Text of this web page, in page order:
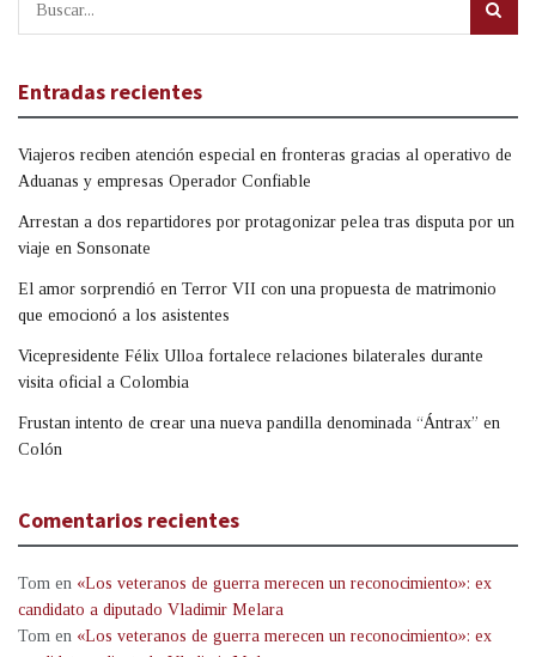
Entradas recientes
Viajeros reciben atención especial en fronteras gracias al operativo de
Aduanas y empresas Operador Confiable
Arrestan a dos repartidores por protagonizar pelea tras disputa por un
viaje en Sonsonate
El amor sorprendió en Terror VII con una propuesta de matrimonio
que emocionó a los asistentes
Vicepresidente Félix Ulloa fortalece relaciones bilaterales durante
visita oficial a Colombia
Frustan intento de crear una nueva pandilla denominada “Ántrax” en
Colón
Comentarios recientes
Tom en «Los veteranos de guerra merecen un reconocimiento»: ex
candidato a diputado Vladimir Melara
Tom en «Los veteranos de guerra merecen un reconocimiento»: ex